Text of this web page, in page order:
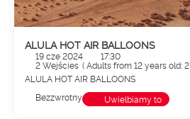
ALULA HOT AIR BALLOONS
19 cze 2024 17:30
2 Wejścies (Adults from 12 years old: 2
ALULA HOT AIR BALLOONS
Bezzwrotny
Uwielbiamy to